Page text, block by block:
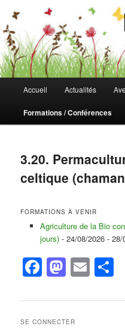
contenu
principalFondation
principal
Accueil Actualités
Formations / Conférences
3.20.
celtique
FORMATIONS À VENIR
Agriculture de la Bio
jours)- 24/08/2026 - 28/
Facebook
Email
SE CONNECTER